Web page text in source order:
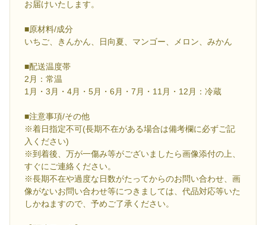
お届けいたします。
■原材料/成分
いちご、きんかん、日向夏、マンゴー、メロン、みかん
■配送温度帯
2月：常温
1月・3月・4月・5月・6月・7月・11月・12月：冷蔵
■注意事項/その他
※着日指定不可(長期不在がある場合は備考欄に必ずご記
入ください)
※到着後、万が一傷み等がございましたら画像添付の上、
すぐにご連絡ください。
※長期不在や過度な日数がたってからのお問い合わせ、画
像がないお問い合わせ等につきましては、代品対応等いた
しかねますので、予めご了承ください。